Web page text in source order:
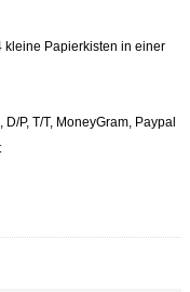
kleine Papierkisten in einer
P, T/T, MoneyGram, Paypal